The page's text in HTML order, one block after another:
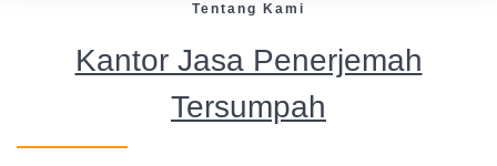
Tentang Kami
Kantor Jasa Penerjemah
Tersumpah